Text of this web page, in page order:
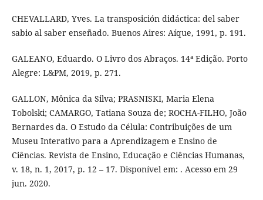
CHEVALLARD, Yves. La transposición didáctica: del saber
sabio al saber enseñado. Buenos Aires: Aíque, 1991, p. 191.
GALEANO, Eduardo. O Livro dos Abraços. 14ª Edição. Porto
Alegre: L&PM, 2019, p. 271.
GALLON, Mônica da Silva; PRASNISKI, Maria Elena
Tobolski; CAMARGO, Tatiana Souza de; ROCHA-FILHO, João
Bernardes da. O Estudo da Célula: Contribuições de um
Museu Interativo para a Aprendizagem e Ensino de
Ciências. Revista de Ensino, Educação e Ciências Humanas,
v. 18, n. 1, 2017, p. 12 – 17. Disponível em: . Acesso em 29
jun. 2020.